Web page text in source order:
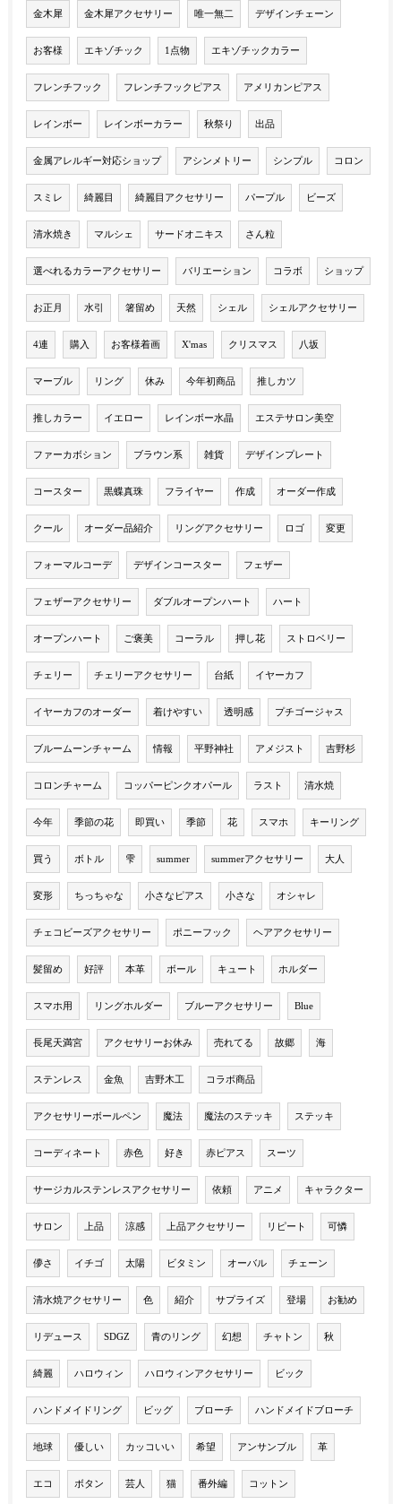
金木犀 金木犀アクセサリー 唯一無二 デザインチェーン
お客様 エキゾチック 1点物 エキゾチックカラー
フレンチフック フレンチフックピアス アメリカンピアス
レインボー レインボーカラー 秋祭り 出品
金属アレルギー対応ショップ アシンメトリー シンプル コロン
スミレ 綺麗目 綺麗目アクセサリー パープル ビーズ
清水焼き マルシェ サードオニキス さん粒
選べれるカラーアクセサリー バリエーション コラボ ショップ
お正月 水引 箸留め 天然 シェル シェルアクセサリー
4連 購入 お客様着画 X'mas クリスマス 八坂
マーブル リング 休み 今年初商品 推しカツ
推しカラー イエロー レインボー水晶 エステサロン美空
ファーカボション ブラウン系 雑貨 デザインプレート
コースター 黒蝶真珠 フライヤー 作成 オーダー作成
クール オーダー品紹介 リングアクセサリー ロゴ 変更
フォーマルコーデ デザインコースター フェザー
フェザーアクセサリー ダブルオープンハート ハート
オープンハート ご褒美 コーラル 押し花 ストロベリー
チェリー チェリーアクセサリー 台紙 イヤーカフ
イヤーカフのオーダー 着けやすい 透明感 プチゴージャス
ブルームーンチャーム 情報 平野神社 アメジスト 吉野杉
コロンチャーム コッパーピンクオパール ラスト 清水焼
今年 季節の花 即買い 季節 花 スマホ キーリング
買う ボトル 雫 summer summerアクセサリー 大人
変形 ちっちゃな 小さなピアス 小さな オシャレ
チェコビーズアクセサリー ポニーフック ヘアアクセサリー
髪留め 好評 本革 ボール キュート ホルダー
スマホ用 リングホルダー ブルーアクセサリー Blue
長尾天満宮 アクセサリーお休み 売れてる 故郷 海
ステンレス 金魚 吉野木工 コラボ商品
アクセサリーボールペン 魔法 魔法のステッキ ステッキ
コーディネート 赤色 好き 赤ピアス スーツ
サージカルステンレスアクセサリー 依頼 アニメ キャラクター
サロン 上品 涼感 上品アクセサリー リピート 可憐
儚さ イチゴ 太陽 ビタミン オーバル チェーン
清水焼アクセサリー 色 紹介 サプライズ 登場 お勧め
リデュース SDGZ 青のリング 幻想 チャトン 秋
綺麗 ハロウィン ハロウィンアクセサリー ビック
ハンドメイドリング ビッグ ブローチ ハンドメイドブローチ
地球 優しい カッコいい 希望 アンサンブル 革
エコ ボタン 芸人 猫 番外編 コットン